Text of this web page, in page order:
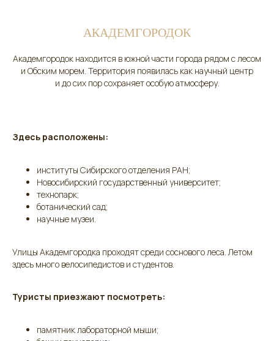
АКАДЕМГОРОДОК
Академгородок находится в южной части города рядом с лесом
и Обским морем. Территория появилась как научный центр
и до сих пор сохраняет особую атмосферу.
Здесь расположены:
институты Сибирского отделения РАН;
Новосибирский государственный университет;
технопарк;
ботанический сад;
научные музеи.
Улицы Академгородка проходят среди соснового леса. Летом
здесь много велосипедистов и студентов.
Туристы приезжают посмотреть:
памятник лабораторной мыши;